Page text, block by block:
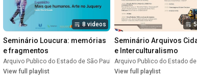
• Playlist
8 videos
Seminário Loucura: memórias
e fragmentos
Arquivo Publico do Estado de São Paulo • Playlist
View full playlist
Seminário Arquivos
e Interculturalismo
Arquivo Publico do Estado
View full playlist